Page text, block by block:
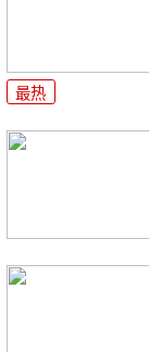
最热